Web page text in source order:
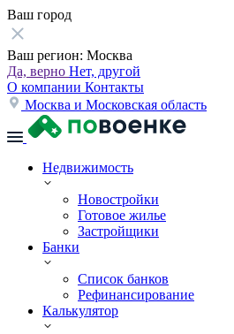
Ваш город
Ваш регион: Москва
Да, верно Нет, другой
О компании Контакты
Москва и Московская область
Недвижимость
Новостройки
Готовое жилье
Застройщики
Банки
Список банков
Рефинансирование
Калькулятор